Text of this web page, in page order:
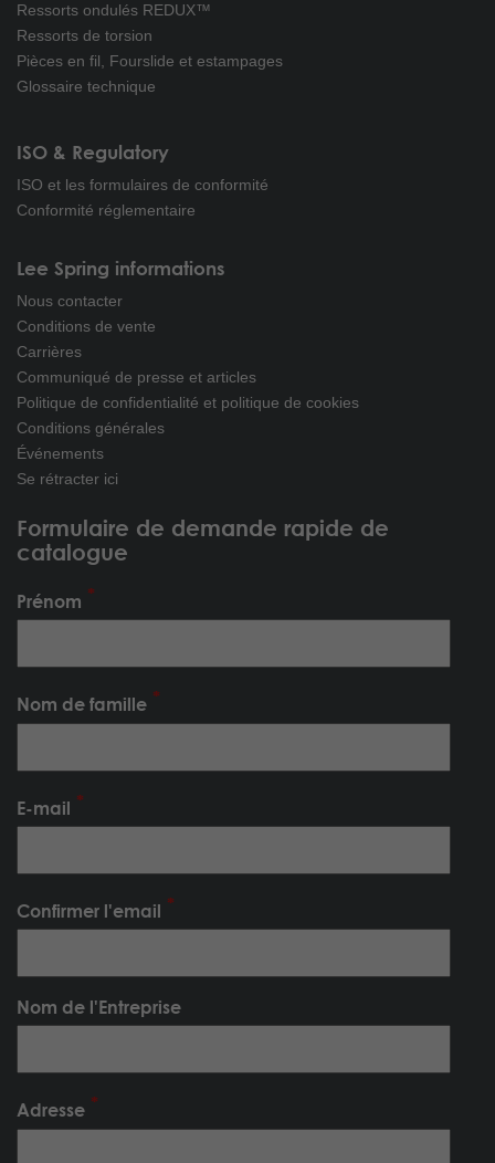
Ressorts ondulés REDUX™
Ressorts de torsion
Pièces en fil, Fourslide et estampages
Glossaire technique
ISO & Regulatory
ISO et les formulaires de conformité
Conformité réglementaire
Lee Spring informations
Nous contacter
Conditions de vente
Carrières
Communiqué de presse et articles
Politique de confidentialité et politique de cookies
Conditions générales
Événements
Se rétracter ici
Formulaire de demande rapide de
catalogue
Prénom
Nom de famille
E-mail
Confirmer l'email
Nom de l'Entreprise
Adresse